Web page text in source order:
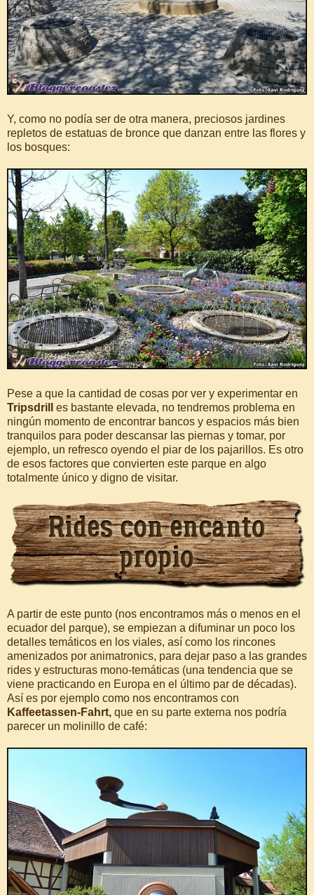
Y, como no podía ser de otra manera, preciosos jardines
repletos de estatuas de bronce que danzan entre las flores y
los bosques:
Pese a que la cantidad de cosas por ver y experimentar en
Tripsdrill
es bastante elevada, no tendremos problema en
ningún momento de encontrar bancos y espacios más bien
tranquilos para poder descansar las piernas y tomar, por
ejemplo, un refresco oyendo el piar de los pajarillos. Es otro
de esos factores que convierten este parque en algo
totalmente único y digno de visitar.
A partir de este punto (nos encontramos más o menos en el
ecuador del parque), se empiezan a difuminar un poco los
detalles temáticos en los viales, así como los rincones
amenizados por animatronics, para dejar paso a las grandes
rides y estructuras mono-temáticas (una tendencia que se
viene practicando en Europa en el último par de décadas).
Así es por ejemplo como nos encontramos con
Kaffeetassen-Fahrt, que en su parte externa nos podría
parecer un molinillo de café: